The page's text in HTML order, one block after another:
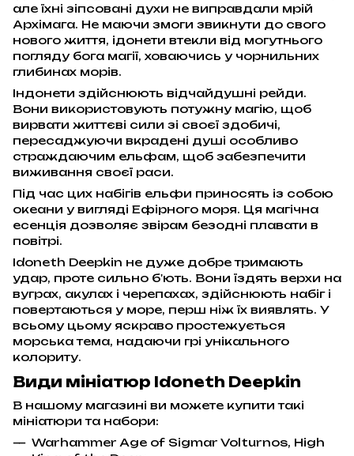
але їхні зіпсовані духи не виправдали мрій
Архімага. Не маючи змоги звикнути до свого
нового життя, ідонети втекли від могутнього
погляду бога магії, ховаючись у чорнильних
глибинах морів.
Індонети здійснюють відчайдушні рейди.
Вони використовують потужну магію, щоб
вирвати життєві сили зі своєї здобичі,
пересаджуючи вкрадені душі особливо
страждаючим ельфам, щоб забезпечити
виживання своєї раси.
Під час цих набігів ельфи приносять із собою
океани у вигляді Ефірного моря. Ця магічна
есенція дозволяє звірам безодні плавати в
повітрі.
Idoneth Deepkin не дуже добре тримають
удар, проте сильно б'ють. Вони їздять верхи на
вуграх, акулах і черепахах, здійснюють набіг і
повертаються у море, перш ніж їх виявлять. У
всьому цьому яскраво простежується
морська тема, надаючи грі унікального
колориту.
Види мініатюр Idoneth Deepkin
В нашому магазині ви можете купити такі
мініатюри та набори:
Warhammer Age of Sigmar Volturnos, High